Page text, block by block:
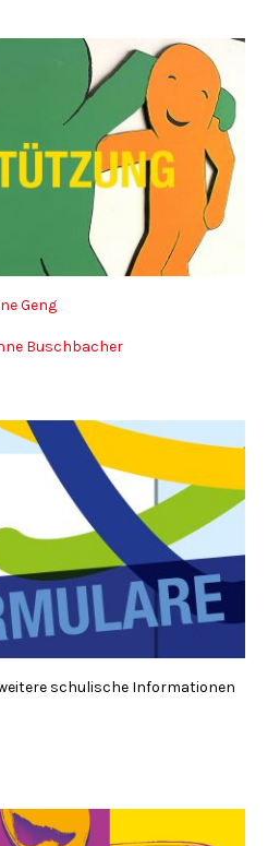
Geng
Buschbacher
schulische Informationen